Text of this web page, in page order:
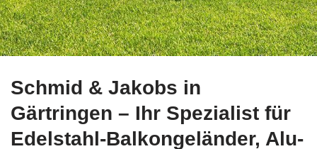
Bei ☀️Schmid-Jakobs.de für Gärtringen: Edelstahl
Schmid & Jakobs in
Gärtringen – Ihr Spezialist für
Edelstahl-Balkongeländer, Alu-